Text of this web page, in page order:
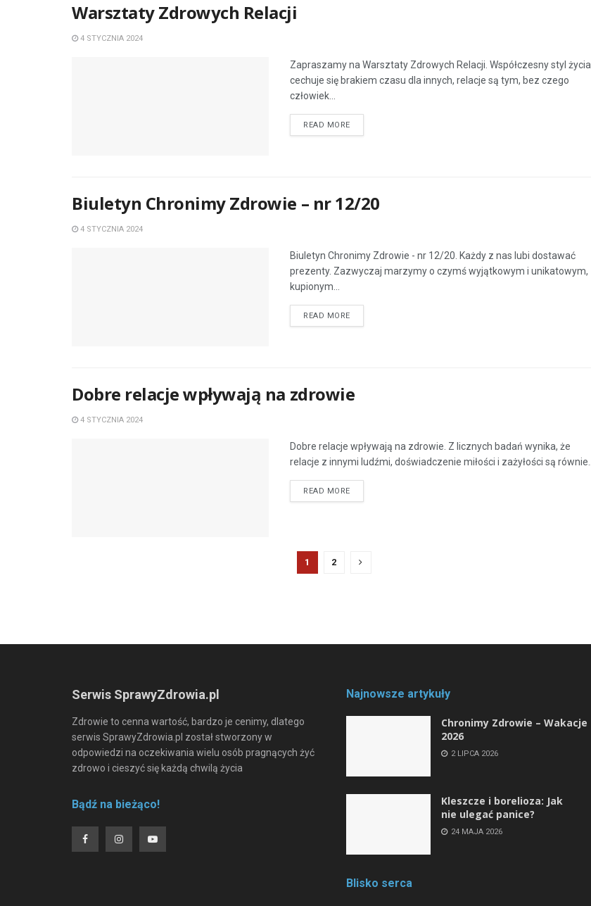
Warsztaty Zdrowych Relacji
4 STYCZNIA 2024
Zapraszamy na Warsztaty Zdrowych Relacji. Współczesny styl życia
cechuje się brakiem czasu dla innych, relacje są tym, bez czego
człowiek...
READ MORE
Biuletyn Chronimy Zdrowie – nr 12/20
4 STYCZNIA 2024
Biuletyn Chronimy Zdrowie - nr 12/20. Każdy z nas lubi dostawać
prezenty. Zazwyczaj marzymy o czymś wyjątkowym i unikatowym,
kupionym...
READ MORE
Dobre relacje wpływają na zdrowie
4 STYCZNIA 2024
Dobre relacje wpływają na zdrowie. Z licznych badań wynika, że
relacje z innymi ludźmi, doświadczenie miłości i zażyłości są równie...
READ MORE
1 2
Serwis SprawyZdrowia.pl
Zdrowie to cenna wartość, bardzo je cenimy, dlatego
serwis SprawyZdrowia.pl został stworzony w
odpowiedzi na oczekiwania wielu osób pragnących żyć
zdrowo i cieszyć się każdą chwilą życia
Bądź na bieżąco!
Najnowsze artykuły
Chronimy Zdrowie ­– Wakacje
2026
2 LIPCA 2026
Kleszcze i borelioza: Jak
nie ulegać panice?
24 MAJA 2026
Blisko serca